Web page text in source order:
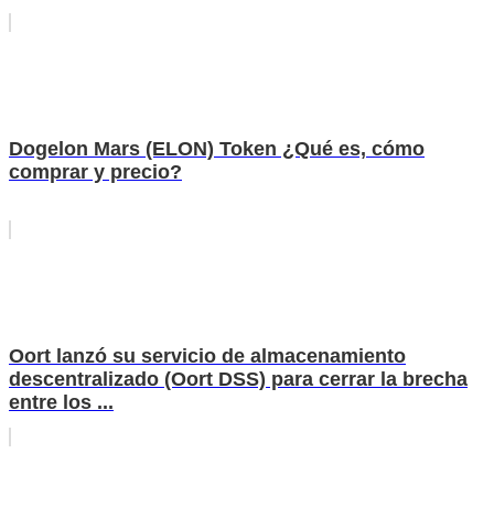
Dogelon Mars (ELON) Token ¿Qué es, cómo
comprar y precio?
Oort lanzó su servicio de almacenamiento
descentralizado (Oort DSS) para cerrar la brecha
entre los ...